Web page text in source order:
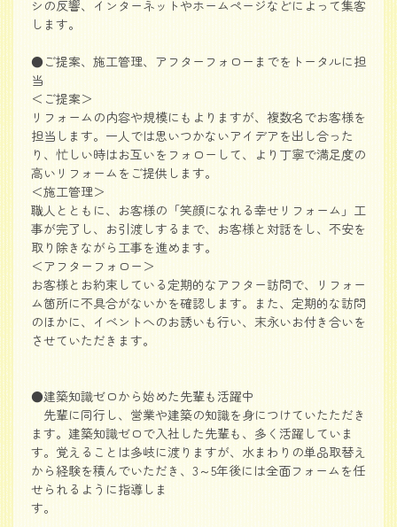
シの反響、インターネットやホームページなどによって集客
します。
●ご提案、施工管理、アフターフォローまでをトータルに担
当
＜ご提案＞
リフォームの内容や規模にもよりますが、複数名でお客様を
担当します。一人では思いつかないアイデアを出し合った
り、忙しい時はお互いをフォローして、より丁寧で満足度の
高いリフォームをご提供します。
＜施工管理＞
職人とともに、お客様の「笑顔になれる幸せリフォーム」工
事が完了し、お引渡しするまで、お客様と対話をし、不安を
取り除きながら工事を進めます。
＜アフターフォロー＞
お客様とお約束している定期的なアフター訪問で、リフォー
ム箇所に不具合がないかを確認します。また、定期的な訪問
のほかに、イベントへのお誘いも行い、末永いお付き合いを
させていただきます。
●建築知識ゼロから始めた先輩も活躍中
先輩に同行し、営業や建築の知識を身につけていたただき
ます。建築知識ゼロで入社した先輩も、多く活躍していま
す。覚えることは多岐に渡りますが、水まわりの単品取替え
から経験を積んでいただき、3～5年後には全面フォームを任
せられるように指導しま
す。